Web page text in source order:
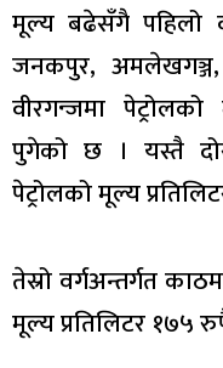
मूल्य बढेसँगै पहिलो
जनकपुर, अमलेखगञ्ज,
वीरगन्जमा
पुगेको छ । यस्तै
पेट्रोलको मूल्य
तेस्रो वर्गअन्तर्गत
मूल्य प्रतिलिटर १७५